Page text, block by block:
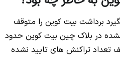
برداشت بیت کوین را متوقف
در بلاک چین بیت کوین حدود
توقف تعداد تراکنش های تایید نشده